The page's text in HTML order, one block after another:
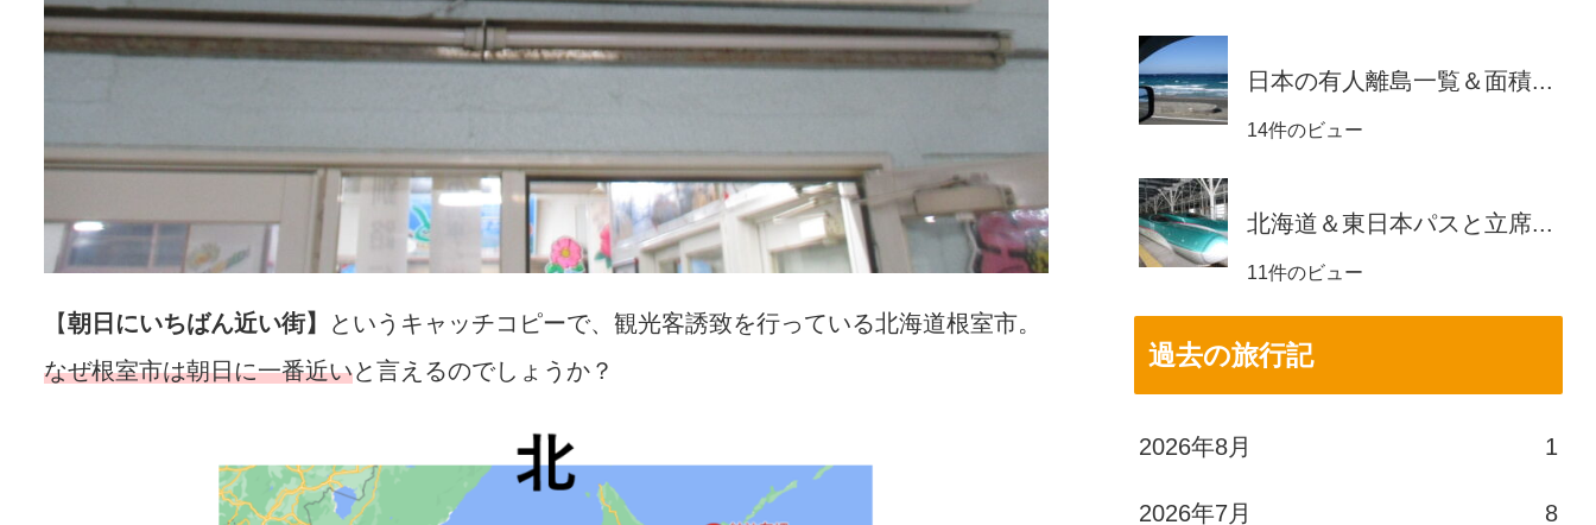
【朝日にいちばん近い街】
というキャッチコピーで、観光客誘致を行っている北海道根室市。
なぜ根室市は朝日に一番近いと言えるのでしょうか？
日本の有人離島一覧＆面積...
14件のビュー
北海道＆東日本パスと立席...
11件のビュー
過去の旅行記
2026年8月 1
2026年7月 8